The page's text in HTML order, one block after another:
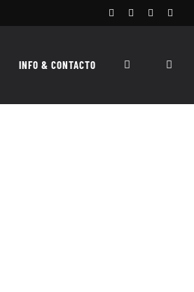
FacebookInstagram
INFO & CONTACTO